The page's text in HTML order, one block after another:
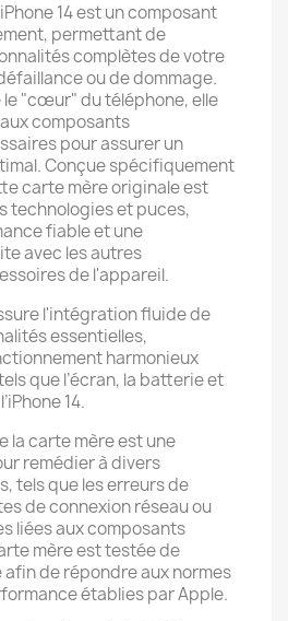
14 est un composant
permettant de
complètes de votre
ou de dommage.
"cœur" du téléphone, elle
composants
pour assurer un
Conçue spécifiquement
carte mère originale est
technologies et puces,
fiable et une
avec les autres
de l'appareil.
l'intégration fluide de
essentielles,
harmonieux
que l’écran, la batterie et
14.
la carte mère est une
remédier à divers
tels que les erreurs de
de connexion réseau ou
liées aux composants
mère est testée de
de répondre aux normes
établies par Apple.